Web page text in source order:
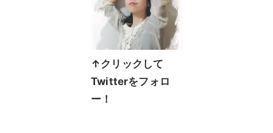
↑クリックして
Twitterをフォロ
ー！